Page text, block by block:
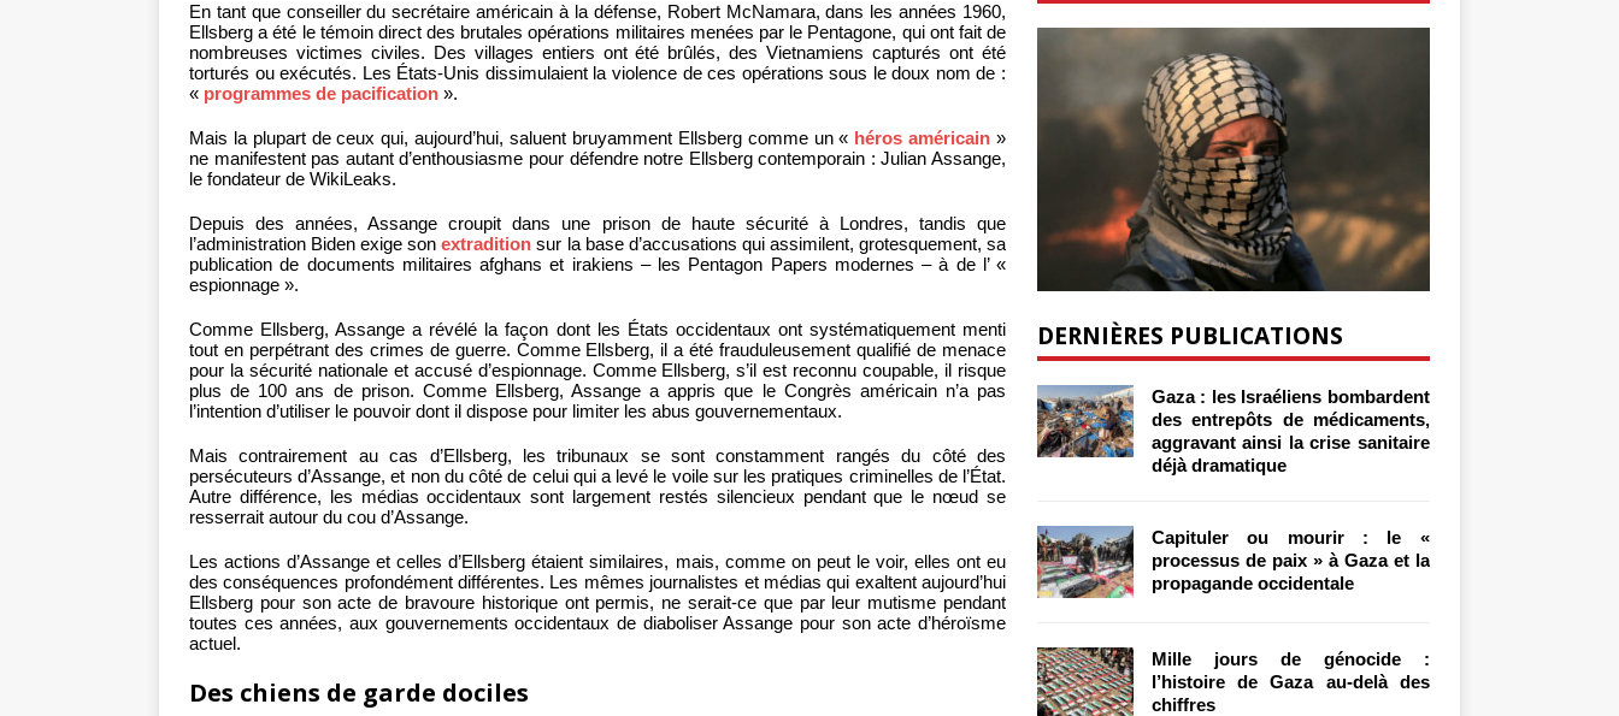
En tant que conseiller du secrétaire américain à la défense, Robert McNamara, dans les années 1960,
Ellsberg a été le témoin direct des brutales opérations militaires menées par le Pentagone, qui ont fait de
nombreuses victimes civiles. Des villages entiers ont été brûlés, des Vietnamiens capturés ont été
torturés ou exécutés. Les États-Unis dissimulaient la violence de ces opérations sous le doux nom de :
« programmes de pacification ».
Mais la plupart de ceux qui, aujourd’hui, saluent bruyamment Ellsberg comme un « héros américain »
ne manifestent pas autant d’enthousiasme pour défendre notre Ellsberg contemporain : Julian Assange,
le fondateur de WikiLeaks.
Depuis des années, Assange croupit dans une prison de haute sécurité à Londres, tandis que
l’administration Biden exige sonextradition sur la base d’accusations qui assimilent, grotesquement, sa
publication de documents militaires afghans et irakiens – les Pentagon Papers modernes – à de l’ «
espionnage ».
Comme Ellsberg, Assange a révélé la façon dont les États occidentaux ont systématiquement menti
tout en perpétrant des crimes de guerre. Comme Ellsberg, il a été frauduleusement qualifié de menace
pour la sécurité nationale et accusé d’espionnage. Comme Ellsberg, s’il est reconnu coupable, il risque
plus de 100 ans de prison. Comme Ellsberg, Assange a appris que le Congrès américain n’a pas
l’intention d’utiliser le pouvoir dont il dispose pour limiter les abus gouvernementaux.
Mais contrairement au cas d’Ellsberg, les tribunaux se sont constamment rangés du côté des
persécuteurs d’Assange, et non du côté de celui qui a levé le voile sur les pratiques criminelles de l’État.
Autre différence, les médias occidentaux sont largement restés silencieux pendant que le nœud se
resserrait autour du cou d’Assange.
Les actions d’Assange et celles d’Ellsberg étaient similaires, mais, comme on peut le voir, elles ont eu
des conséquences profondément différentes. Les mêmes journalistes et médias qui exaltent aujourd’hui
Ellsberg pour son acte de bravoure historique ont permis, ne serait-ce que par leur mutisme pendant
toutes ces années, aux gouvernements occidentaux de diaboliser Assange pour son acte d’héroïsme
actuel.
Des chiens de garde dociles
DERNIÈRES PUBLICATIONS
Gaza : les Israéliens bombardent
des entrepôts de médicaments,
aggravant ainsi la crise sanitaire
déjà dramatique
Capituler ou mourir : le «
processus de paix » à Gaza et la
propagande occidentale
Mille jours de génocide :
l’histoire de Gaza au-delà des
chiffres